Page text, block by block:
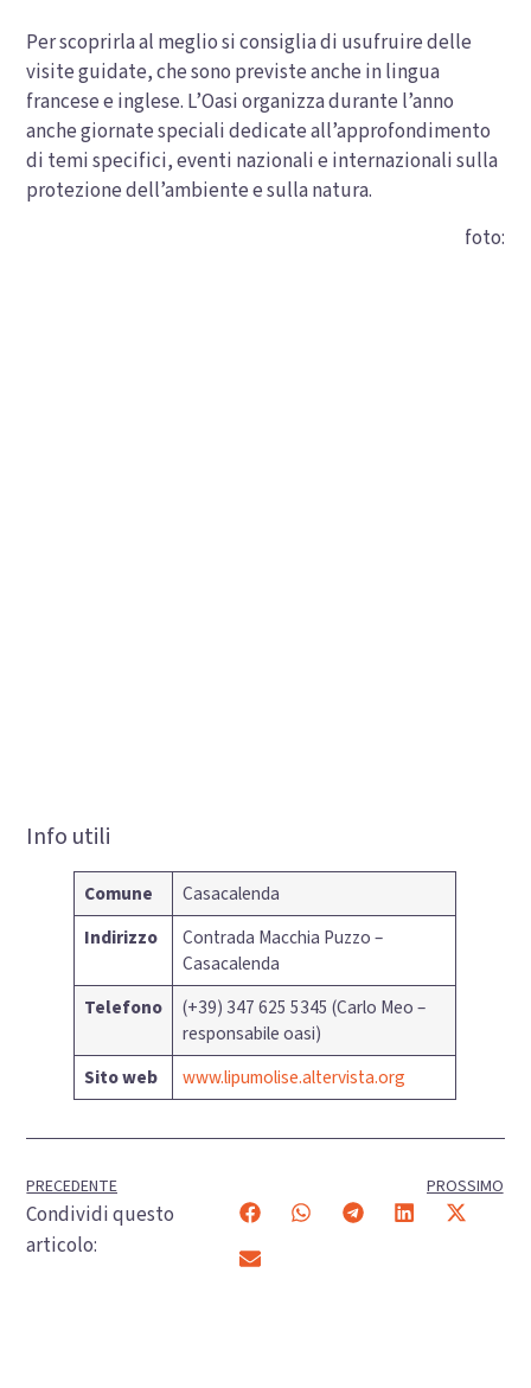
Per scoprirla al meglio si consiglia di usufruire delle
visite guidate, che sono previste anche in lingua
francese e inglese. L’Oasi organizza durante l’anno
anche giornate speciali dedicate all’approfondimento
di temi specifici, eventi nazionali e internazionali sulla
protezione dell’ambiente e sulla natura.
foto:
Info utili
Comune
Casacalenda
Indirizzo
Contrada Macchia Puzzo –
Casacalenda
Telefono
(+39) 347 625 5345 (Carlo Meo –
responsabile oasi)
Sito web
www.lipumolise.altervista.org
PRECEDENTE PROSSIMO
Condividi questo
articolo: